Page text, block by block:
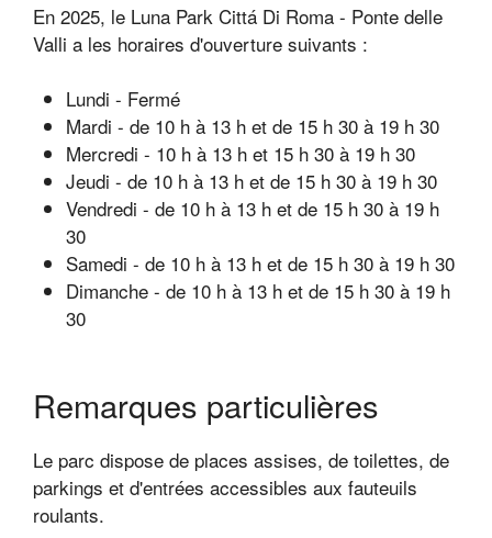
En 2025, le Luna Park Cittá Di Roma - Ponte delle
Valli a les horaires d'ouverture suivants :
Lundi - Fermé
Mardi - de 10 h à 13 h et de 15 h 30 à 19 h 30
Mercredi - 10 h à 13 h et 15 h 30 à 19 h 30
Jeudi - de 10 h à 13 h et de 15 h 30 à 19 h 30
Vendredi - de 10 h à 13 h et de 15 h 30 à 19 h
30
Samedi - de 10 h à 13 h et de 15 h 30 à 19 h 30
Dimanche - de 10 h à 13 h et de 15 h 30 à 19 h
30
Remarques particulières
Le parc dispose de places assises, de toilettes, de
parkings et d'entrées accessibles aux fauteuils
roulants.